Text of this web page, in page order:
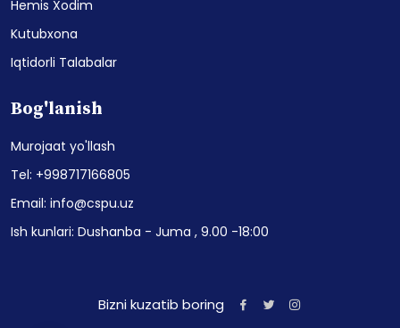
Hemis Xodim
Kutubxona
Iqtidorli Talabalar
Bog'lanish
Murojaat yo'llash
Tel: +998717166805
Email: info@cspu.uz
Ish kunlari: Dushanba - Juma , 9.00 -18:00
Bizni kuzatib boring